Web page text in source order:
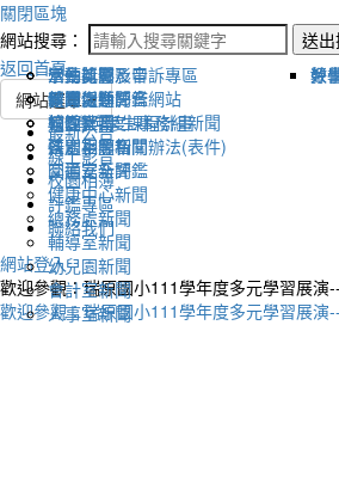
關閉區塊
網站搜尋：
送
返回首頁
網站選單
最新公告
宣傳新聞
榮
教導處新聞
教
輔導室-學生事務組新聞
研習相關新聞
圖書室新聞
健康中心新聞
總務處新聞
輔導室新聞
幼兒園新聞
會計室新聞
人事室新聞
線上影音
活動比賽影音
新聞報導影音
校園影音
好
各處室影音
校園相簿
活動剪影
體育活動
適性社團
評鑑專區
學生獎懲及申訴專區
健康促進評鑑網站
115學年度課程計畫
性別平等相關辦法(表件)
交通安全評鑑
聯絡我們
網站登入
歡迎參觀：瑞原國小111學年度多元學習展演
歡迎參觀：瑞原國小111學年度多元學習展演